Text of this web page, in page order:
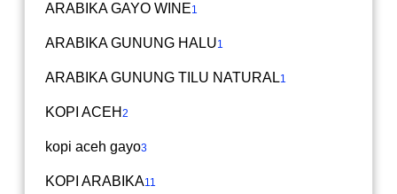
ARABIKA GAYO WINE1
ARABIKA GUNUNG HALU1
ARABIKA GUNUNG TILU NATURAL1
KOPI ACEH 2
kopi aceh gayo3
KOPI ARABIKA11